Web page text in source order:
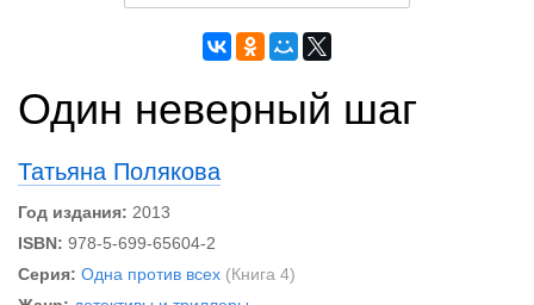
Один неверный шаг
Татьяна Полякова
Год издания: 2013
ISBN: 978-5-699-65604-2
Серия: Одна против всех (Книга 4)